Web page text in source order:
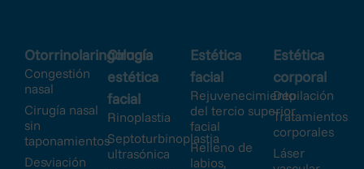
Otorrinolaringología
Congestión
nasal
Cirugía nasal
sin
taponamientos
Desviación
Cirugía
estética
facial
Rinoplastia
Septoturbinoplastia
ultrasónica
Estética
facial
Rejuvenecimiento
del tercio superior
facial
Relleno de
labios,
Estética
corporal
Depilación
Tratamientos
corporales
Láser